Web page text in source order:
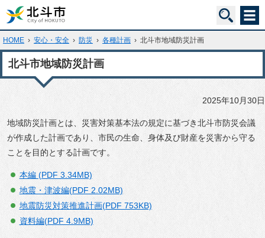
HOME › 安心・安全 › 防災 › 各種計画 › 北斗市地域防災計画
北斗市地域防災計画
2025年10月30日
地域防災計画とは、災害対策基本法の規定に基づき北斗市防災会議
が作成した計画であり、市民の生命、身体及び財産を災害から守る
ことを目的とする計画です。
本編 (PDF 3.34MB)
地震・津波編(PDF 2.02MB)
地震防災対策推進計画(PDF 753KB)
資料編(PDF 4.9MB)